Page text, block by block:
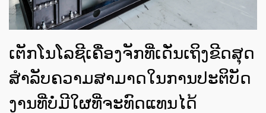
ເຕັກໂນໂລຊີເຄື່ອງຈັກທີ່ເດັ່ນເຖິງຂີດສຸດ
ສຳລັບຄວາມສາມາດໃນການປະຕິບັດ
ງານທີ່ບໍ່ມີໃຜທີ່ຈະທົດແທນໄດ້